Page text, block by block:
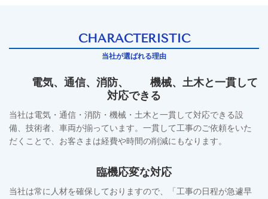
CHARACTERISTIC
当社が選ばれる理由
電気、通信、消防、 機械、土木と一貫して
対応できる
当社は電気・通信・消防・機械・土木と一貫して対応できる設
備、技術者、車両が揃っています。一貫して工事のご依頼をいた
だくことで、お客さまは経費や時間の削減にもなります。
臨機応変な対応
当社は常に人材を確保しておりますので、「工事の日程が急遽早